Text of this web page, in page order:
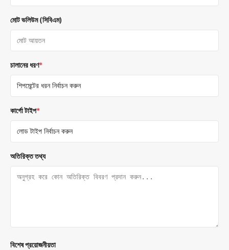
মোট ভলিউম (সিবিএম)
চালানের ধরণ*
কার্গো টাইপ*
অতিরিক্ত তথ্য
বিশেষ প্রয়োজনীয়তা